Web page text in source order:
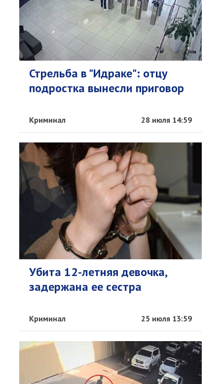
Стрельба в "Идраке": отцу
подростка вынесли приговор
Криминал 28 июля 14:59
Убита 12-летняя девочка,
задержана ее сестра
Криминал 25 июля 13:59